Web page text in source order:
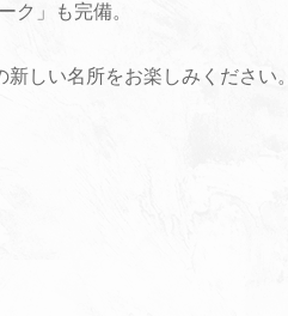
ク」も完備。
しい名所をお楽しみください。